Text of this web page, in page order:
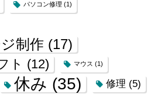
パソコン修理 (1)
制作 (17)
ト (12) マウス (1)
休み (35) 修理 (5)